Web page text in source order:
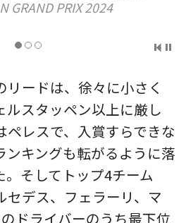
1 PIRELLI GRAN
リードは、徐々に小さく
ルスタッペン以上に厳し
ペレスで、入賞すらできな
ンキングも転がるように落
。そしてトップ4チーム
セデス、フェラーリ、マ
ドライバーのうち最下位